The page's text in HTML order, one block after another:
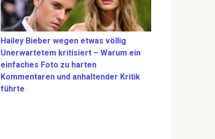
Hailey Bieber wegen etwas völlig
Unerwartetem kritisiert – Warum ein
einfaches Foto zu harten
Kommentaren und anhaltender Kritik
führte